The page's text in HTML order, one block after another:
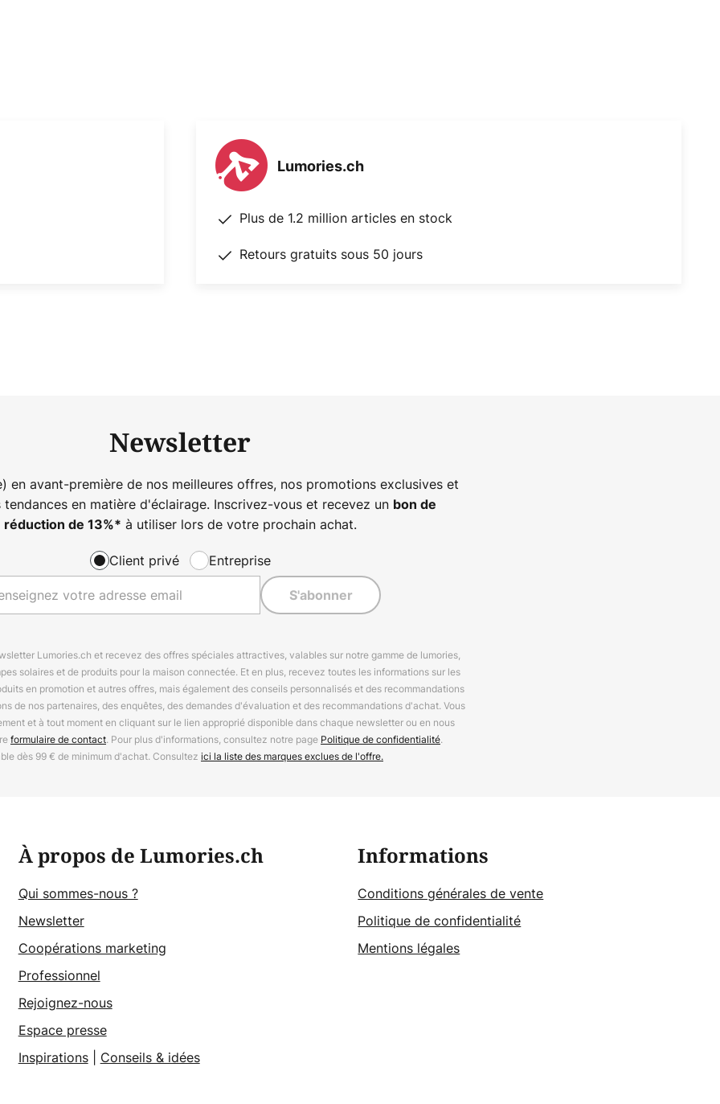
Lumories.ch
Plus de 1.2 million articles en stock
Retours gratuits sous 50 jours
Newsletter
en avant-première de nos meilleures offres, nos promotions exclusives et
tendances en matière d'éclairage. Inscrivez-vous et recevez un bon de
réduction de 13%* à utiliser lors de votre prochain achat.
Client privé Entreprise
S'abonner
Lumories.ch et recevez des offres spéciales attractives, valables sur notre gamme de lumories,
solaires et de produits pour la maison connectée. Et en plus, recevez toutes les informations sur les
en promotion et autres offres, mais également des conseils personnalisés et des recommandations
de nos partenaires, des enquêtes, des demandes d'évaluation et des recommandations d'achat. Vous
et à tout moment en cliquant sur le lien approprié disponible dans chaque newsletter ou en nous
formulaire de contact. Pour plus d'informations, consultez notre page Politique de confidentialité.
dès 99 € de minimum d'achat. Consultez ici la liste des marques exclues de l'offre.
À propos de Lumories.ch
Qui sommes-nous ?
Newsletter
Coopérations marketing
Professionnel
Rejoignez-nous
Espace presse
Inspirations| Conseils & idées
Informations
Conditions générales de vente
Politique de confidentialité
Mentions légales